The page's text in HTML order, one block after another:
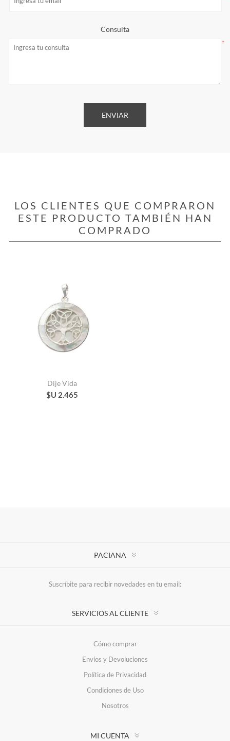
Consulta
*
LOS CLIENTES QUE COMPRARON
ESTE PRODUCTO TAMBIÉN HAN
COMPRADO
Dije Vida
$U 2.465
PACIANA
Suscríbite para recibir novedades en tu email:
SERVICIOS AL CLIENTE
Cómo comprar
Envíos y Devoluciones
Política de Privacidad
Condiciones de Uso
Nosotros
MI CUENTA